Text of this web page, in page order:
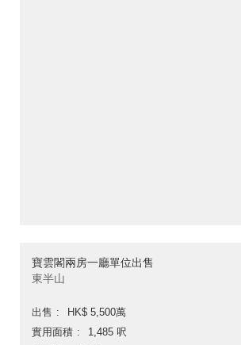
寶雲閣兩房一廳單位出售
東半山
出售
HK$ 5,500萬
實用面積
1,485 呎